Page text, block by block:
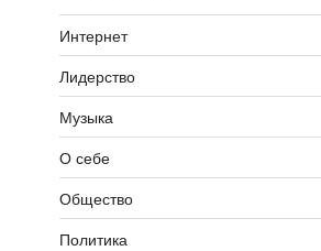
Интернет
Лидерство
Музыка
О себе
Общество
Политика